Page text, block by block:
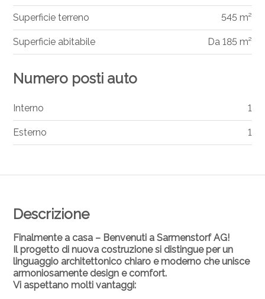
Descrizione
Finalmente a casa – Benvenuti a Sarmenstorf AG!
Il progetto di nuova costruzione si distingue per un
linguaggio architettonico chiaro e moderno che unisce
armoniosamente design e comfort.
Vi aspettano molti vantaggi:
Superficie terreno 545 m²
Superficie abitabile Da 185 m²
Numero posti auto
Interno 1
Esterno 1